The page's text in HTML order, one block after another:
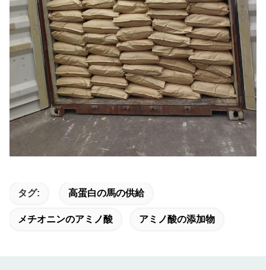
タグ: 高蛋白の馬の供給
メチオニンのアミノ酸 アミノ酸の添加物